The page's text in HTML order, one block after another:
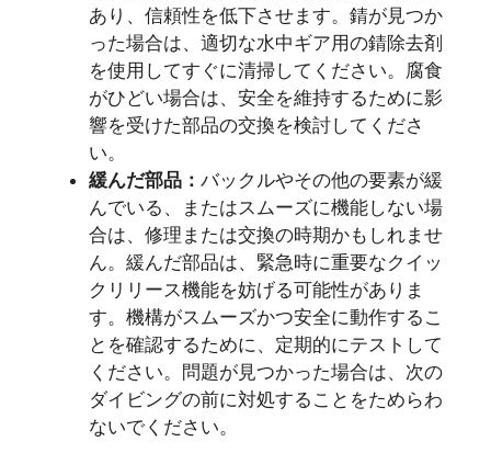
あり、信頼性を低下させます。錆が見つか
った場合は、適切な水中ギア用の錆除去剤
を使用してすぐに清掃してください。腐食
がひどい場合は、安全を維持するために影
響を受けた部品の交換を検討してくださ
い。
緩んだ部品： バックルやその他の要素が緩
んでいる、またはスムーズに機能しない場
合は、修理または交換の時期かもしれませ
ん。緩んだ部品は、緊急時に重要なクイッ
クリリース機能を妨げる可能性がありま
す。機構がスムーズかつ安全に動作するこ
とを確認するために、定期的にテストして
ください。問題が見つかった場合は、次の
ダイビングの前に対処することをためらわ
ないでください。